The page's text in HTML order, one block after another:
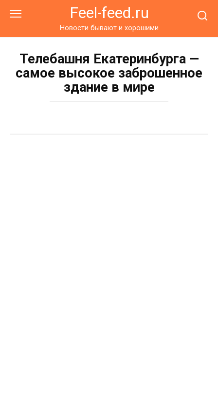
Feel-feed.ru
Новости бывают и хорошими
Телебашня Екатеринбурга —
самое высокое заброшенное
здание в мире